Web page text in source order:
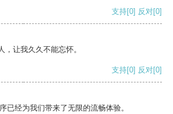
支持[0] 反对[0]
让我久久不能忘怀。
支持[0] 反对[0]
已经为我们带来了无限的流畅体验。